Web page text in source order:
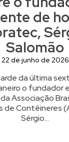
de
Salomão
22 de junho de 2026
da última
o fundador
Associação
de Contêineres
Sérgio...